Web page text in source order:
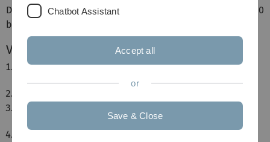
Das Seminar findet in der Regel wöchentlich freitags um 10
bis 12 Uhr in E60 (He18) statt.
Vorträge
28. 10.: Topologische Gruppen & Haar-Maße (Karl
11. 11: Banachalgebren, Gelfand-Transformation
Chatbot Assistant
Accept all
or
Save & Close